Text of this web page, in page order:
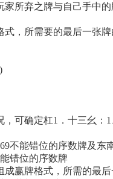
所弃之牌与自己手中
，所需要的最后一张牌
可确定杠1．十三幺
不能错位的序数牌及东
错位的序数牌
赢牌格式，所需的最